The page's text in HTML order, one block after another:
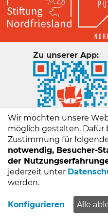
Kontakt
Datenschutz
FAQs - Häufige Fragen
Zu unserer App:
Wir möchten unsere
möglich gestalten. Dafür
Zustimmung für
notwendig, Besucher-
der
jederzeit unter
werden.
Konfigurieren Alle